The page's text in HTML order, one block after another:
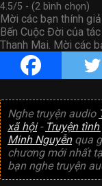
4.5/5 - (2 bình chọn)
Mời các bạn thính
Bến Cuộc Đời của
Thanh Mai. Mời các
Nghe truyện audio
xã hội- Truyện tình
Minh Nguyễnqua
chương mới nhất
bạn nghe truyện